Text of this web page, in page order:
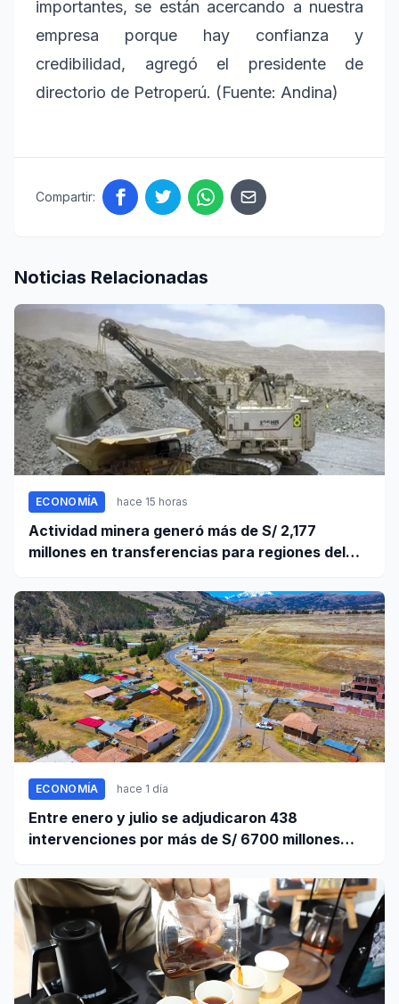
importantes, se están acercando a nuestra
empresa porque hay confianza y
credibilidad, agregó el presidente de
directorio de Petroperú. (Fuente: Andina)
Compartir:
Noticias Relacionadas
ECONOMÍA hace 15 horas
Actividad minera generó más de S/ 2,177
millones en transferencias para regiones del
ECONOMÍA hace 1 día
Entre enero y julio se adjudicaron 438
intervenciones por más de S/ 6700 millones